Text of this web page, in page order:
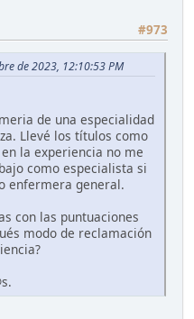
#973
de 2023, 12:10:53 PM
de una especialidad
Llevé los títulos como
la experiencia no me
como especialista si
enfermera general.
con las puntuaciones
modo de reclamación